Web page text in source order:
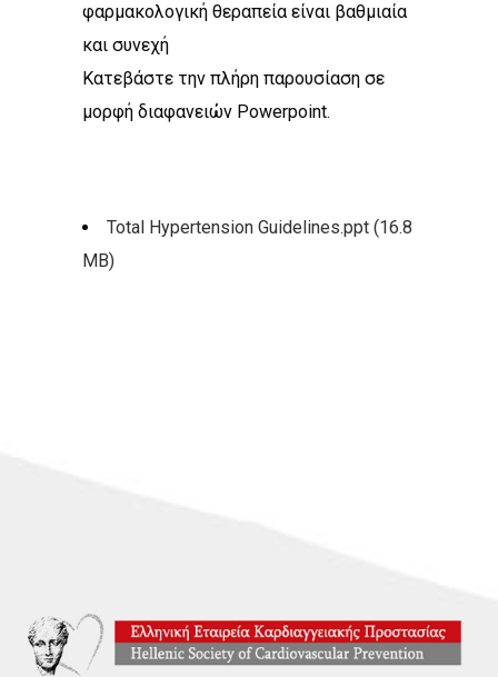
φαρμακολογική θεραπεία είναι βαθμιαία
και συνεχή
Κατεβάστε την πλήρη παρουσίαση σε
μορφή διαφανειών Powerpoint.
Total Hypertension Guidelines.ppt (16.8
MB)